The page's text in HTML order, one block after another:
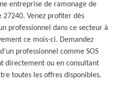
entreprise de ramonage de
Venez profiter dès
professionnel dans ce secteur à
ce mois-ci. Demandez
professionnel comme SOS
directement ou en consultant
toutes les offres disponibles.